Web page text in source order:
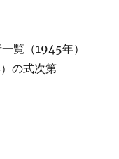
覧（1945年）
の式次第